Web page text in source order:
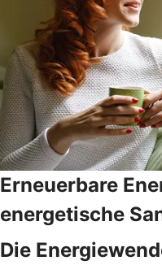
Erneuerbare
energetische
Die